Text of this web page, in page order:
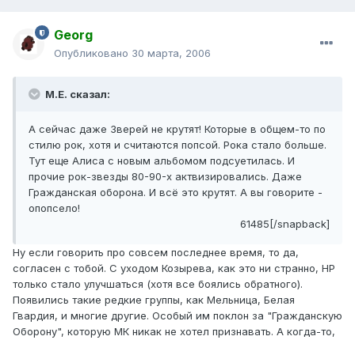
Georg
Опубликовано 30 марта, 2006
М.Е. сказал:
А сейчас даже Зверей не крутят! Которые в общем-то по
стилю рок, хотя и считаются попсой. Рока стало больше.
Тут еще Алиса с новым альбомом подсуетилась. И
прочие рок-звезды 80-90-х актвизировались. Даже
Гражданская оборона. И всё это крутят. А вы говорите -
опопсело!
61485[/snapback]
Ну если говорить про совсем последнее время, то да,
согласен с тобой. С уходом Козырева, как это ни странно, НР
только стало улучшаться (хотя все боялись обратного).
Появились такие редкие группы, как Мельница, Белая
Гвардия, и многие другие. Особый им поклон за "Гражданскую
Оборону", которую МК никак не хотел признавать. А когда-то,